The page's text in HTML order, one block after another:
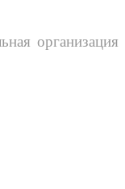
организация